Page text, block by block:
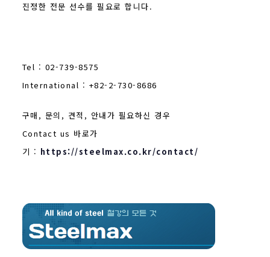
진정한 전문 선수를 필요로 합니다.
Tel : 02-739-8575
International : +82-2-730-8686
구매, 문의, 견적, 안내가 필요하신 경우
Contact us 바로가
기 : https://steelmax.co.kr/contact/